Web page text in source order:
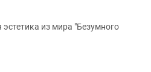
из мира "Безумного